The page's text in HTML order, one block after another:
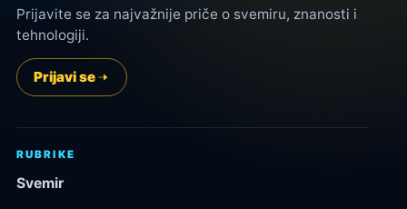
Prijavite se za najvažnije priče o svemiru, znanosti i
tehnologiji.
Prijavi se
RUBRIKE
Svemir